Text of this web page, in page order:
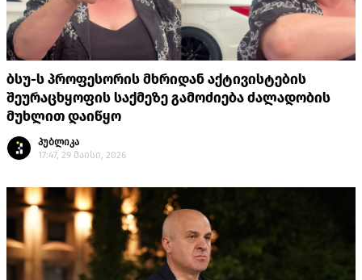
ბსუ-ს პროფესორის მხრიდან აქტივისტების
შეურაცხყოფის საქმეზე გამოძიება ძალადობის
მუხლით დაიწყო
პუბლიკა
17:47, 29 მაისი, 2026